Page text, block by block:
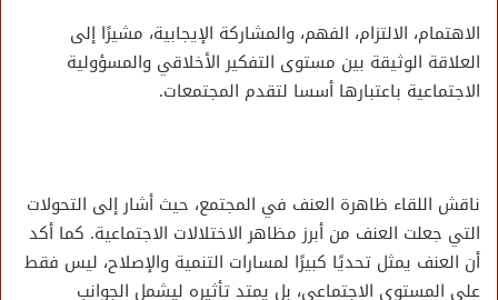
الاهتمام، الالتزام، الفهم، والمشاركة الإيجابية، مشيرًا إلى
العلاقة الوثيقة بين مستوى التفكير الأخلاقي والمسؤولية
الاجتماعية باعتبارها أسسا لتقدم المجتمعات.
ناقش اللقاء ظاهرة العنف في المجتمع، حيث أشار إلى التحولات
التي جعلت العنف من أبرز مظاهر الاختلالات الاجتماعية. كما أكد
أن العنف يمثل تحديًا كبيرًا لمسارات التنمية والإصلاح، ليس فقط
على المستوى الاجتماعي، بل يمتد تأثيره ليشمل الجوانب